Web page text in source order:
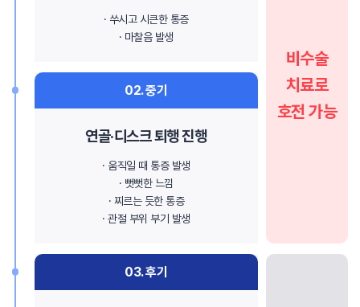
· 쑤시고 시큰한 통증
· 마찰음 발생
02. 중기
연골·디스크 퇴행 진행
· 움직일 때 통증 발생
· 뻣뻣한 느낌
· 찌르는 듯한 통증
· 관절 부위 부기 발생
03. 후기
비수술
치료로
호전 가능